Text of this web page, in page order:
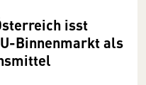
isst
Binnenmarkt als